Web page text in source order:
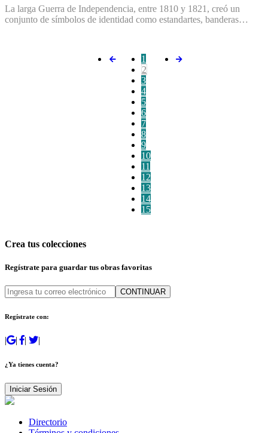
La larga Guerra de Independencia, entre 1810 y 1821, creó un
conjunto de símbolos de identidad como estandartes, banderas…
1
2
3
4
5
6
7
8
9
10
11
12
13
14
15
Crea tus colecciones
Regístrate para guardar tus obras favoritas
CONTINUAR
Regístrate con:
| | | |
¿Ya tienes cuenta?
Iniciar Sesión
Directorio